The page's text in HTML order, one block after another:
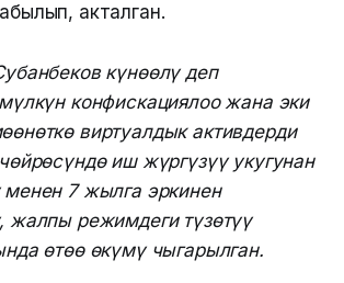
акталган.
күнөөлү деп
конфискациялоо жана эки
виртуалдык активдерди
иш жүргүзүү укугунан
7 жылга эркинен
жалпы режимдеги түзөтүү
өтөө өкүмү чыгарылган.